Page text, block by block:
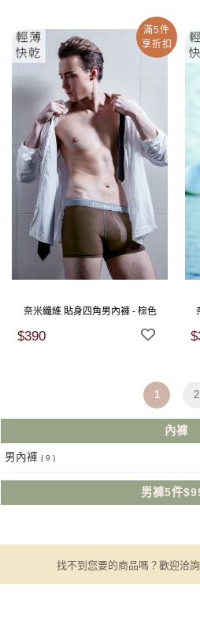
滿5件
享折扣
奈米纖維 貼身四角男內褲 - 棕色
$390
1 2
內褲
男內褲 ( 9 )
男褲5件
找不到您要的商品嗎？歡迎洽詢